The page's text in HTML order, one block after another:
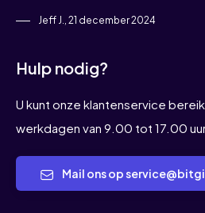
Jeff J., 21 december 2024
Hulp nodig?
U kunt onze klantenservice
werkdagen van 9.00 tot 17.00
Mail ons op